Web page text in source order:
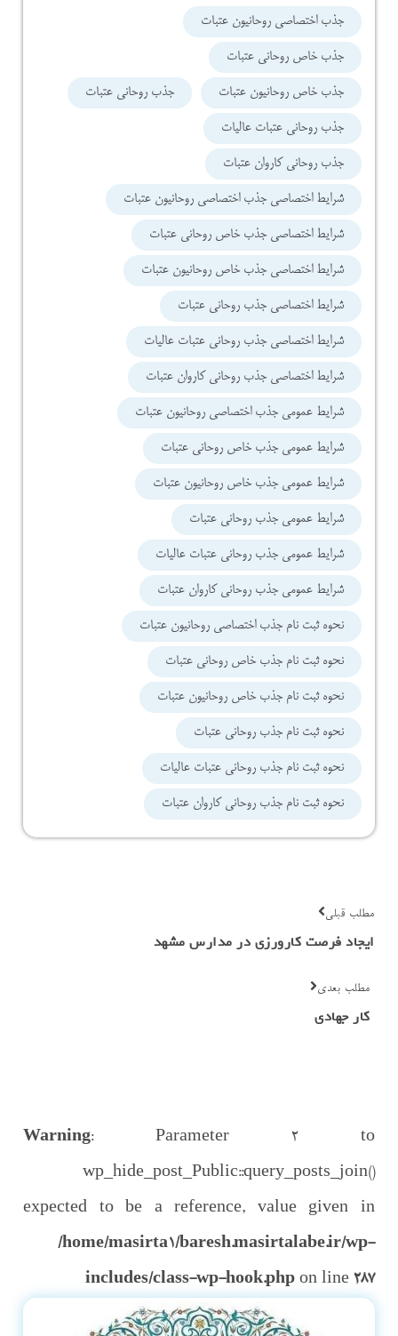
جذب اختصاصی روحانیون عتبات
جذب خاص روحانی عتبات
جذب خاص روحانیون عتبات جذب روحانی عتبات
جذب روحانی عتبات عالیات
جذب روحانی کاروان عتبات
شرایط اختصاصی جذب اختصاصی روحانیون عتبات
شرایط اختصاصی جذب خاص روحانی عتبات
شرایط اختصاصی جذب خاص روحانیون عتبات
شرایط اختصاصی جذب روحانی عتبات
شرایط اختصاصی جذب روحانی عتبات عالیات
شرایط اختصاصی جذب روحانی کاروان عتبات
شرایط عمومی جذب اختصاصی روحانیون عتبات
شرایط عمومی جذب خاص روحانی عتبات
شرایط عمومی جذب خاص روحانیون عتبات
شرایط عمومی جذب روحانی عتبات
شرایط عمومی جذب روحانی عتبات عالیات
شرایط عمومی جذب روحانی کاروان عتبات
نحوه ثبت نام جذب اختصاصی روحانیون عتبات
نحوه ثبت نام جذب خاص روحانی عتبات
نحوه ثبت نام جذب خاص روحانیون عتبات
نحوه ثبت نام جذب روحانی عتبات
نحوه ثبت نام جذب روحانی عتبات عالیات
نحوه ثبت نام جذب روحانی کاروان عتبات
مطلب قبلی
ایجاد فرصت کارورزی در مدارس مشهد
مطلب بعدی
کار جهادی
Warning: Parameter 2 to
wp_hide_post_Public::query_posts_join()
expected to be a reference, value given in
/home/masirta1/baresh.masirtalabe.ir/wp-
includes/class-wp-hook.phpon line 287